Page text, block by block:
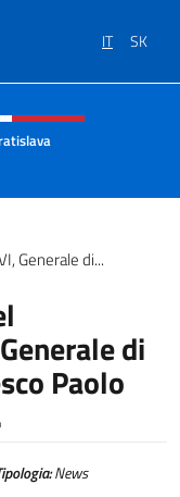
IT SK
e menù
Generale di...
di
Paolo
News